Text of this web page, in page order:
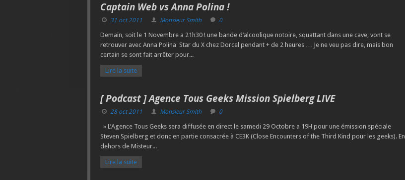
Captain Web vs Anna Polina !
31 oct 2011 Monsieur Smith 0
Demain, soit le 1 Novembre a 21h30 ! une bande d’alcoolique notoire, squattant dans une cave, vont se
retrouver avec Anna Polina Star du X chez Dorcel pendant + de 2 heures … Je ne veu pas dire, mais bon
certain se sont fait arrêter pour...
Lire la suite
[ Podcast ] Agence Tous Geeks Mission Spielberg LIVE
28 oct 2011 Monsieur Smith 0
» L’Agence Tous Geeks sera diffusée en direct le samedi 29 Octobre a 19H pour une émission spéciale
Steven Spielberg et donc en partie consacrée à CE3K (Close Encounters of the Third Kind pour les geeks). En
dehors de Misteur...
Lire la suite